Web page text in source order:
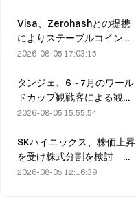
Visa、Zerohashとの提携
によりステーブルコイン決
済をVisa Directに統合
2026-08-05 17:03:15
タンジェ、6～7月のワール
ドカップ観戦客による観光
需要を追い風に売上高5％増
2026-08-05 15:55:54
SKハイニックス、株価上昇
を受け株式分割を検討 幹
部「不可能ではない」
2026-08-05 12:16:39